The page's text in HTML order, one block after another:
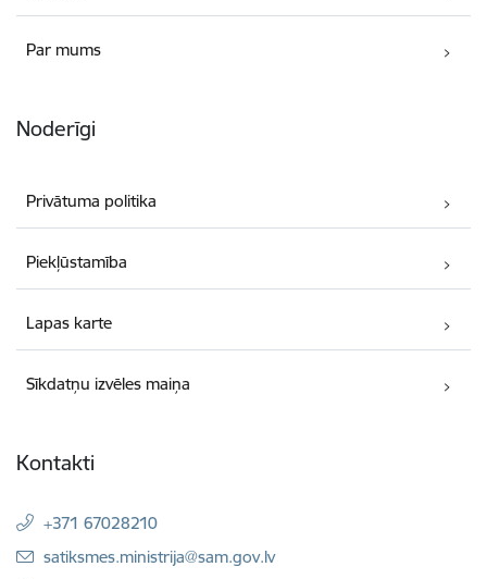
Par mums
Noderīgi
Privātuma politika
Piekļūstamība
Lapas karte
Sīkdatņu izvēles maiņa
Kontakti
+371 67028210
E-pasts:
satiksmes.ministrija@sam.gov.lv